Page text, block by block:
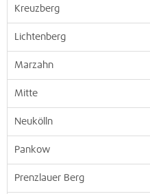
Kreuzberg
Lichtenberg
Marzahn
Mitte
Neukölln
Pankow
Prenzlauer Berg